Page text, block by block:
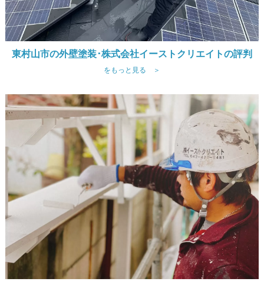
東村山市の外壁塗装･株式会社イーストクリエイトの評判
をもっと見る ＞